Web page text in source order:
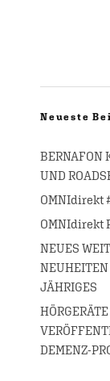
Neueste
BERNAFON
UND
OMNIdirekt
OMNIdirekt
NEUES
NEUHEITEN
JÄHRIGES
DEMENZ-